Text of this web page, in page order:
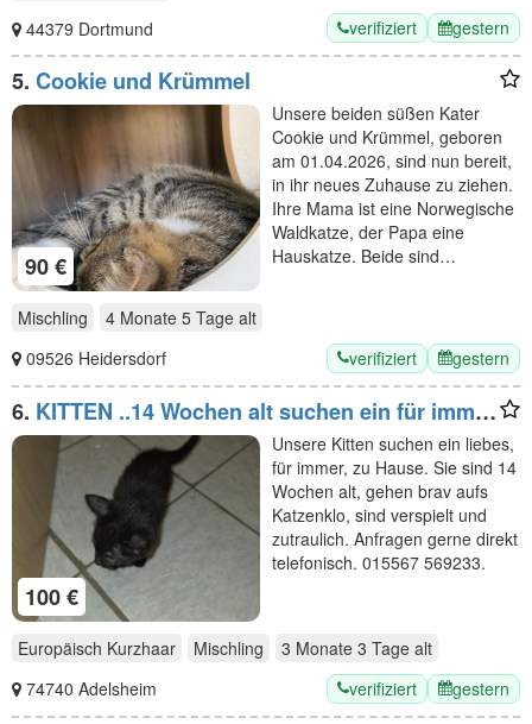
44379 Dortmund
verifiziert gestern
5. Cookie und Krümmel
90 €
Unsere beiden süßen Kater
Cookie und Krümmel, geboren
am 01.04.2026, sind nun bereit,
in ihr neues Zuhause zu ziehen.
Ihre Mama ist eine Norwegische
Waldkatze, der Papa eine
Hauskatze. Beide sind…
Mischling 4 Monate 5 Tage alt
09526 Heidersdorf
verifiziert gestern
6. KITTEN ..14 Wochen alt suchen ein für immer
zuhause
100 €
Unsere Kitten suchen ein liebes,
für immer, zu Hause. Sie sind 14
Wochen alt, gehen brav aufs
Katzenklo, sind verspielt und
zutraulich. Anfragen gerne direkt
telefonisch. 015567 569233.
Europäisch Kurzhaar Mischling 3 Monate 3 Tage alt
74740 Adelsheim
verifiziert gestern